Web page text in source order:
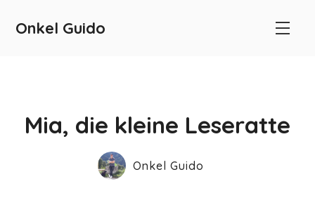
Onkel Guido
Mia, die kleine Leseratte
Onkel Guido